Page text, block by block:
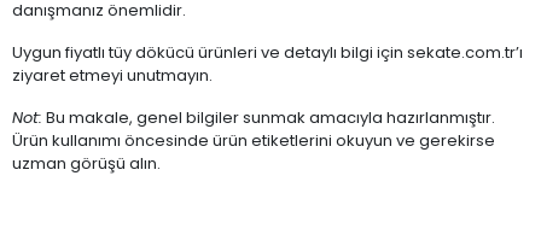
danışmanız önemlidir.
Uygun fiyatlı tüy dökücü ürünleri ve detaylı bilgi için sekate.com.tr’ı
ziyaret etmeyi unutmayın.
Not: Bu makale, genel bilgiler sunmak amacıyla hazırlanmıştır.
Ürün kullanımı öncesinde ürün etiketlerini okuyun ve gerekirse
uzman görüşü alın.